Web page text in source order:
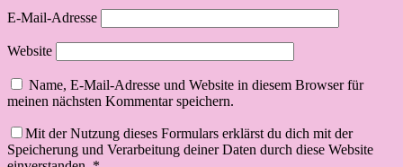
E-Mail-Adresse
Website
Name, E-Mail-Adresse und Website in diesem Browser für
meinen nächsten Kommentar speichern.
Mit der Nutzung dieses Formulars erklärst du dich mit der
Speicherung und Verarbeitung deiner Daten durch diese Website